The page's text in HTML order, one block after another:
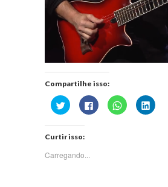
Compartilhe isso:
Clique
para
compartilhar
no
Twitter(abre
em
janela)
Clique
para
compartilhar
Clique
para
compartilhar
Clique
para
Curtir isso:
Carregando...